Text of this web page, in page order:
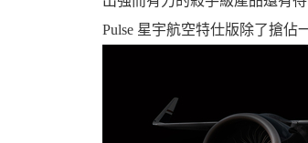
Pulse 星宇航空特仕版除了搶佔